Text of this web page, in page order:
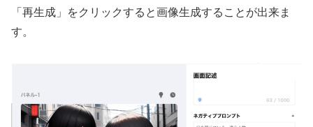
「再生成」をクリックすると画像生成することが出来ま
す。